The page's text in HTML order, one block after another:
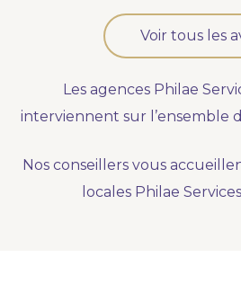
Vous souhaitez anticiper vos
vos proches pour l'organisation
Nous vous accompagnons.
Demander un devis
Nos produits en marbrerie
Besoin d'un monument ou
Voir tous les
Les agences Philae
interviennent sur l’ensemble
Nos conseillers vous
locales Philae